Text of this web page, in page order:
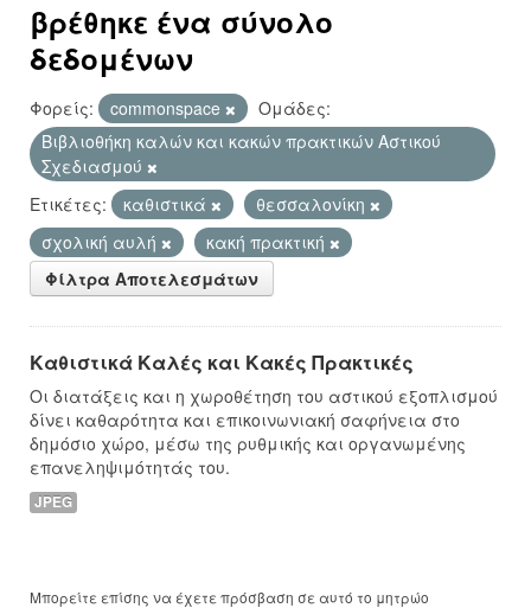
βρέθηκε ένα σύνολο
δεδομένων
Φορείς: commonspace
Ομάδες:
Βιβλιοθήκη καλών και κακών πρακτικών Αστικού
Σχεδιασμού
Ετικέτες:
καθιστικά
θεσσαλονίκη
σχολική αυλή
κακή πρακτική
Φίλτρα Αποτελεσμάτων
Καθιστικά Καλές και Κακές Πρακτικές
Οι διατάξεις και η χωροθέτηση του αστικού εξοπλισμού
δίνει καθαρότητα και επικοινωνιακή σαφήνεια στο
δημόσιο χώρο, μέσω της ρυθμικής και οργανωμένης
επανεληψιμότητάς του.
JPEG
Μπορείτε επίσης να έχετε πρόσβαση σε αυτό το μητρώο